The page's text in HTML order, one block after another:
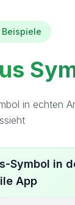
Beispiele
in echten
Symbol in
App